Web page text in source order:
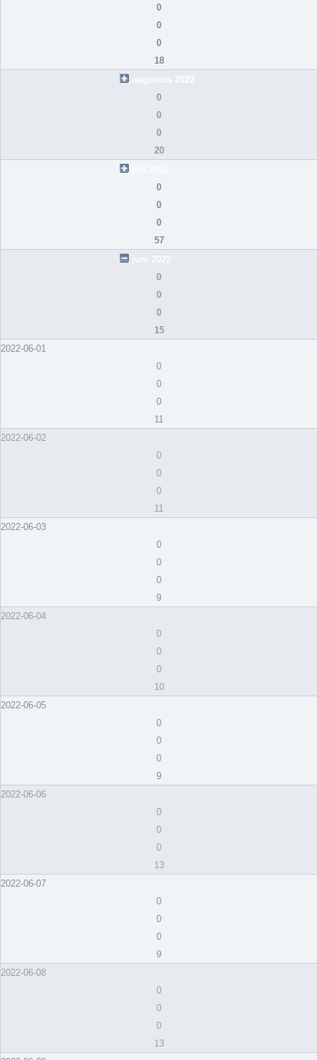
0
0
0
18
augustus 2022
0
0
0
20
0
0
0
57
juni 2022
0
0
0
15
2022-06-01
0
0
0
11
2022-06-02
0
0
0
11
2022-06-03
0
0
0
9
2022-06-04
0
0
0
10
2022-06-05
0
0
0
9
2022-06-06
0
0
0
13
2022-06-07
0
0
0
9
2022-06-08
0
0
0
13